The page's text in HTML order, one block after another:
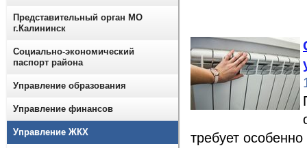
требует
Представительный орган МО
г.Калининск
Социально-экономический
паспорт района
Управление образования
Управление финансов
Управление ЖКХ